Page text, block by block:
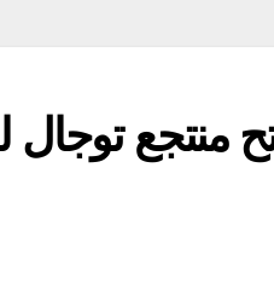
منتجع توجال